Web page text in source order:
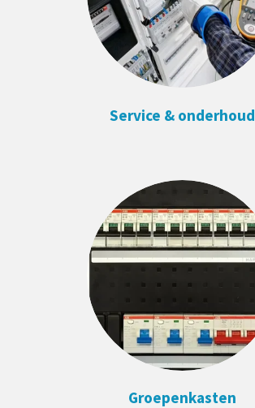
Service & onderhoud
Groepenkasten